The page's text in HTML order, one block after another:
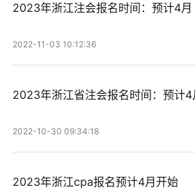
2023年浙江注会报名时间：预计4月
2022-11-03 10:12:36
2023年浙江省注会报名时间：预计4
2022-10-30 09:34:18
2023年浙江cpa报名预计4月开始